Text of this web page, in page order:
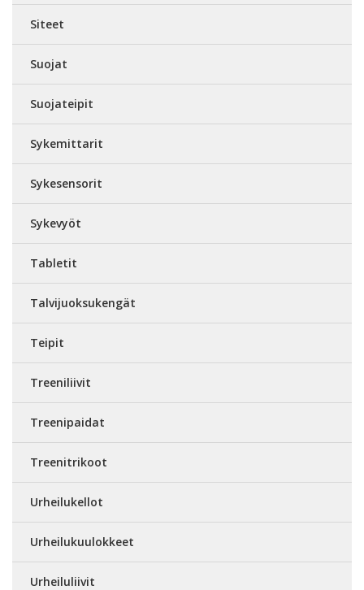
Siteet
Suojat
Suojateipit
Sykemittarit
Sykesensorit
Sykevyöt
Tabletit
Talvijuoksukengät
Teipit
Treeniliivit
Treenipaidat
Treenitrikoot
Urheilukellot
Urheilukuulokkeet
Urheiluliivit